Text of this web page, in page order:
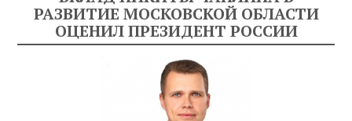
РАЗВИТИЕ МОСКОВСКОЙ ОБЛАСТИ
ОЦЕНИЛ ПРЕЗИДЕНТ РОССИИ